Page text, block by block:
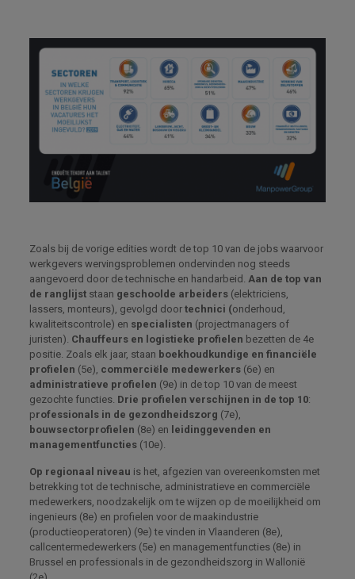
Zoals bij de vorige edities wordt de top 10 van de jobs waarvoor
werkgevers wervingsproblemen ondervinden nog steeds
aangevoerd door de technische en handarbeid.Aan de top van
de ranglijst staan ​​ geschoolde arbeiders (elektriciens,
lassers, monteurs), gevolgd doortechnici (onderhoud,
kwaliteitscontrole) en specialisten (projectmanagers of
juristen). Chauffeurs en logistieke profielen bezetten de 4e
positie. Zoals elk jaar, staan ​​ boekhoudkundige en financiële
profielen (5e), ​​ commerciële medewerkers (6e) en
administratieve profielen (9e) in de top 10 van de meest
gezochte functies. Drie profielen verschijnen in de top 10:
professionals in de gezondheidszorg (7e),
bouwsectorprofielen (8e) en leidinggevenden en
managementfuncties (10e).
Op regionaal niveau is het, afgezien van overeenkomsten met
betrekking tot de technische, administratieve en commerciële
medewerkers, noodzakelijk om te wijzen op de moeilijkheid om
ingenieurs (8e) en profielen voor de maakindustrie
(productieoperatoren) (9e) te vinden in Vlaanderen (8e),
callcentermedewerkers (5e) en managementfuncties (8e) in
Brussel en professionals in de gezondheidszorg in Wallonië